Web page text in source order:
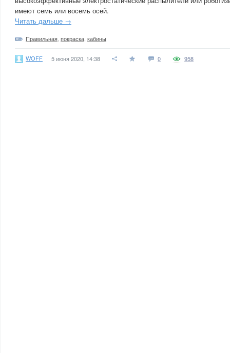
имеют семь или восемь осей.
Читать дальше →
Правильная покраска кабины
WOFF 5 июня 2020, 14:38 0 958